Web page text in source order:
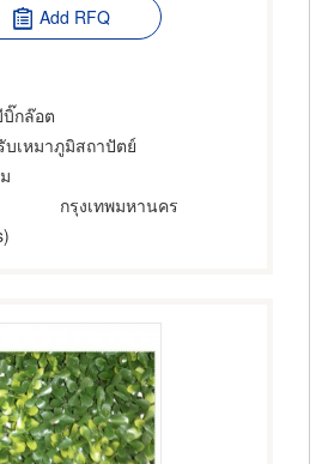
Add RFQ
กล๊อต
บเหมาภูมิสถาปัตย์
กรุงเทพมหานคร